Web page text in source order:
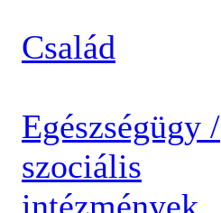
Család
Egészségügy /
szociális